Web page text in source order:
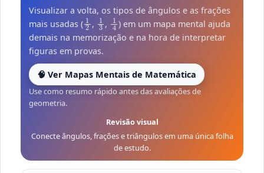
Visualizar a volta, os tipos de ângulos e as frações
mais usadas (
12
,
13
,
14
) em um mapa mental ajuda
demais na memorização e na hora de interpretar
figuras em provas.
🧠 Ver Mapas Mentais de Matemática
Use como resumo rápido antes das avaliações de
geometria.
Revisão visual
Conecte ângulos, frações e triângulos em uma única folha
de estudo.